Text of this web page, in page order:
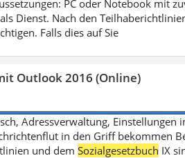
PC oder Notebook mit
Dienst. Nach den
Falls dies auf Sie
Outlook 2016 (Online)
Adressverwaltung,
in den Griff bekommen
und demSozialgesetzbuch IX